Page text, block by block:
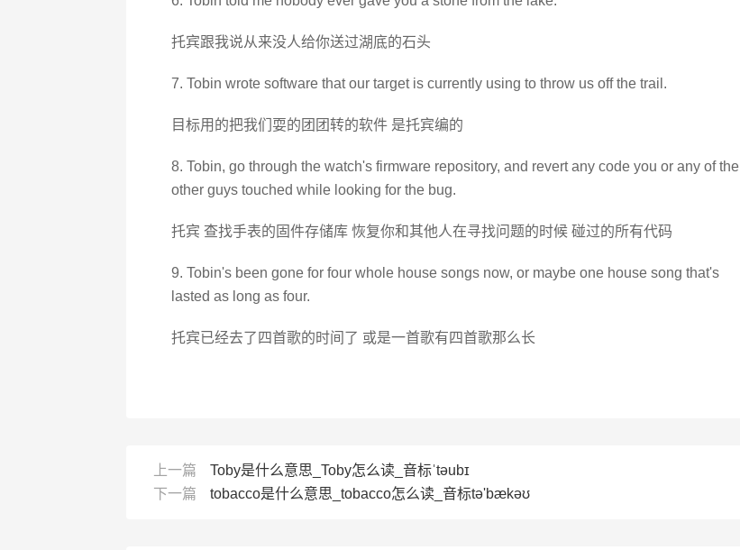
托宾跟我说从来没人给你送过湖底的石头
7. Tobin wrote software that our target is currently using to throw us off the trail.
目标用的把我们耍的团团转的软件 是托宾编的
8. Tobin, go through the watch's firmware repository, and revert any code you or any of the
other guys touched while looking for the bug.
托宾 查找手表的固件存储库 恢复你和其他人在寻找问题的时候 碰过的所有代码
9. Tobin's been gone for four whole house songs now, or maybe one house song that's
lasted as long as four.
托宾已经去了四首歌的时间了 或是一首歌有四首歌那么长
上一篇
Toby是什么意思_Toby怎么读_音标ˈtəubɪ
下一篇
tobacco是什么意思_tobacco怎么读_音标tə'bækəʊ